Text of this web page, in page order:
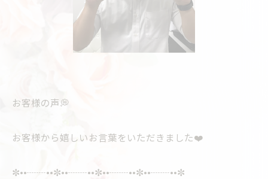
お客様の声💭
お客様から嬉しいお言葉をいただきました❤️
✼••┈┈••✼••┈┈••✼••┈┈••✼••┈┈••✼